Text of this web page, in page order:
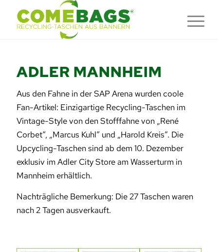
ADLER MANNHEIM
Aus den Fahne in der SAP Arena wurden coole
Fan-Artikel: Einzigartige Recycling-Taschen im
Vintage-Style von den Stofffahne von „René
Corbet“, „Marcus Kuhl“ und „Harold Kreis“. Die
Upcycling-Taschen sind ab dem 10. Dezember
exklusiv im Adler City Store am Wasserturm in
Mannheim erhältlich.
Nachträgliche Bemerkung: Die 27 Taschen waren
nach 2 Tagen ausverkauft.